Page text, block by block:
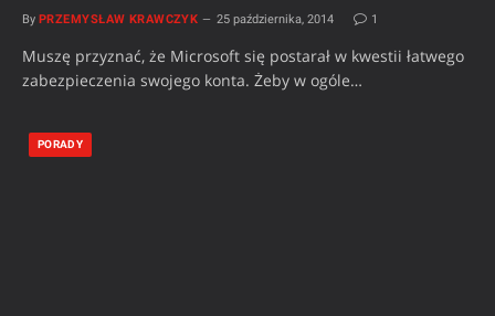
By PRZEMYSŁAW KRAWCZYK 25 października, 2014 1
Muszę przyznać, że Microsoft się postarał w kwestii łatwego
zabezpieczenia swojego konta. Żeby w ogóle…
PORADY